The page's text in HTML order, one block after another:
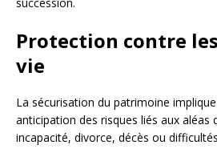
Protection contre
vie
La sécurisation du patrimoine
anticipation des risques liés aux aléas
incapacité, divorce, décès ou